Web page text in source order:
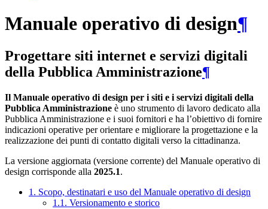
Manuale operativo di design¶
Progettare siti internet e servizi digitali
della Pubblica Amministrazione¶
Il Manuale operativo di design per i siti e i servizi digitali della
Pubblica Amministrazione è uno strumento di lavoro dedicato alla
Pubblica Amministrazione e i suoi fornitori e ha l’obiettivo di fornire
indicazioni operative per orientare e migliorare la progettazione e la
realizzazione dei punti di contatto digitali verso la cittadinanza.
La versione aggiornata (versione corrente) del Manuale operativo di
design corrisponde alla 2025.1.
1. Scopo, destinatari e uso del Manuale operativo di design
1.1. Versionamento e storico